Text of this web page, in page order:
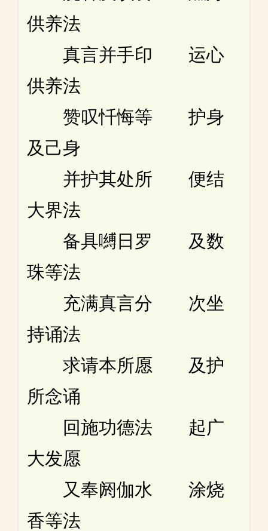
供养法
真言并手印 运心
供养法
赞叹忏悔等 护身
及己身
并护其处所 便结
大界法
备具嚩日罗 及数
珠等法
充满真言分 次坐
持诵法
求请本所愿 及护
所念诵
回施功德法 起广
大发愿
又奉阏伽水 涂烧
香等法